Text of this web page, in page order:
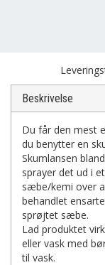
Beskrivelse
Du får den mest
du benytter en
Skumlansen
sprayer det ud i
sæbe/kemi over
behandlet
sprøjtet sæbe.
Lad produktet
eller vask med
til vask.